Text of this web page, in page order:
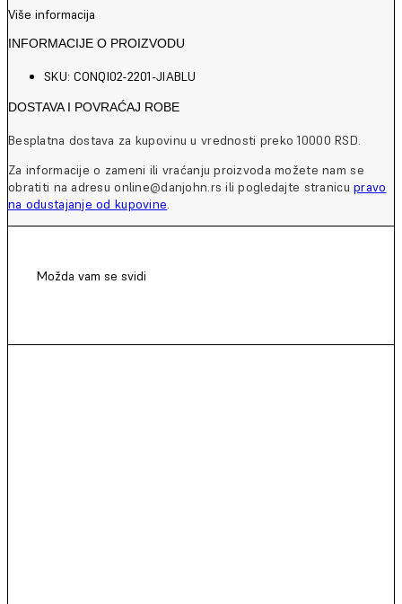
Više informacija
INFORMACIJE O PROIZVODU
SKU: CONQI02-2201-JIABLU
DOSTAVA I POVRAĆAJ ROBE
Besplatna dostava za kupovinu u vrednosti preko 10000 RSD.
Za informacije o zameni ili vraćanju proizvoda možete nam se
obratiti na adresu online@danjohn.rs ili pogledajte stranicupravo
na odustajanje od kupovine.
Možda vam se svidi